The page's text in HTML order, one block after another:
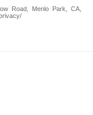
Road, Menlo Park, CA,